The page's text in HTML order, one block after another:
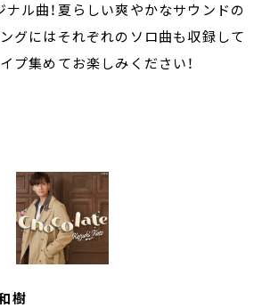
ル曲！夏らしい爽やかなサウンドの
グにはそれぞれのソロ曲も収録して
プ集めてお楽しみください！
樹